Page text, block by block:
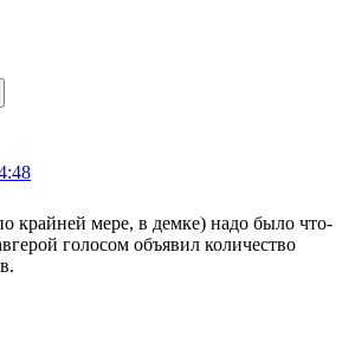
крайней мере, в демке) надо было что-
голосом объявил количество